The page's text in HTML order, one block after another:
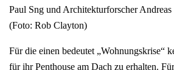
Paul Sng und Architekturforscher
(Foto: Rob Clayton)
Für die einen bedeutet „Wohnungskrise“
für ihr Penthouse am Dach zu erhalten.